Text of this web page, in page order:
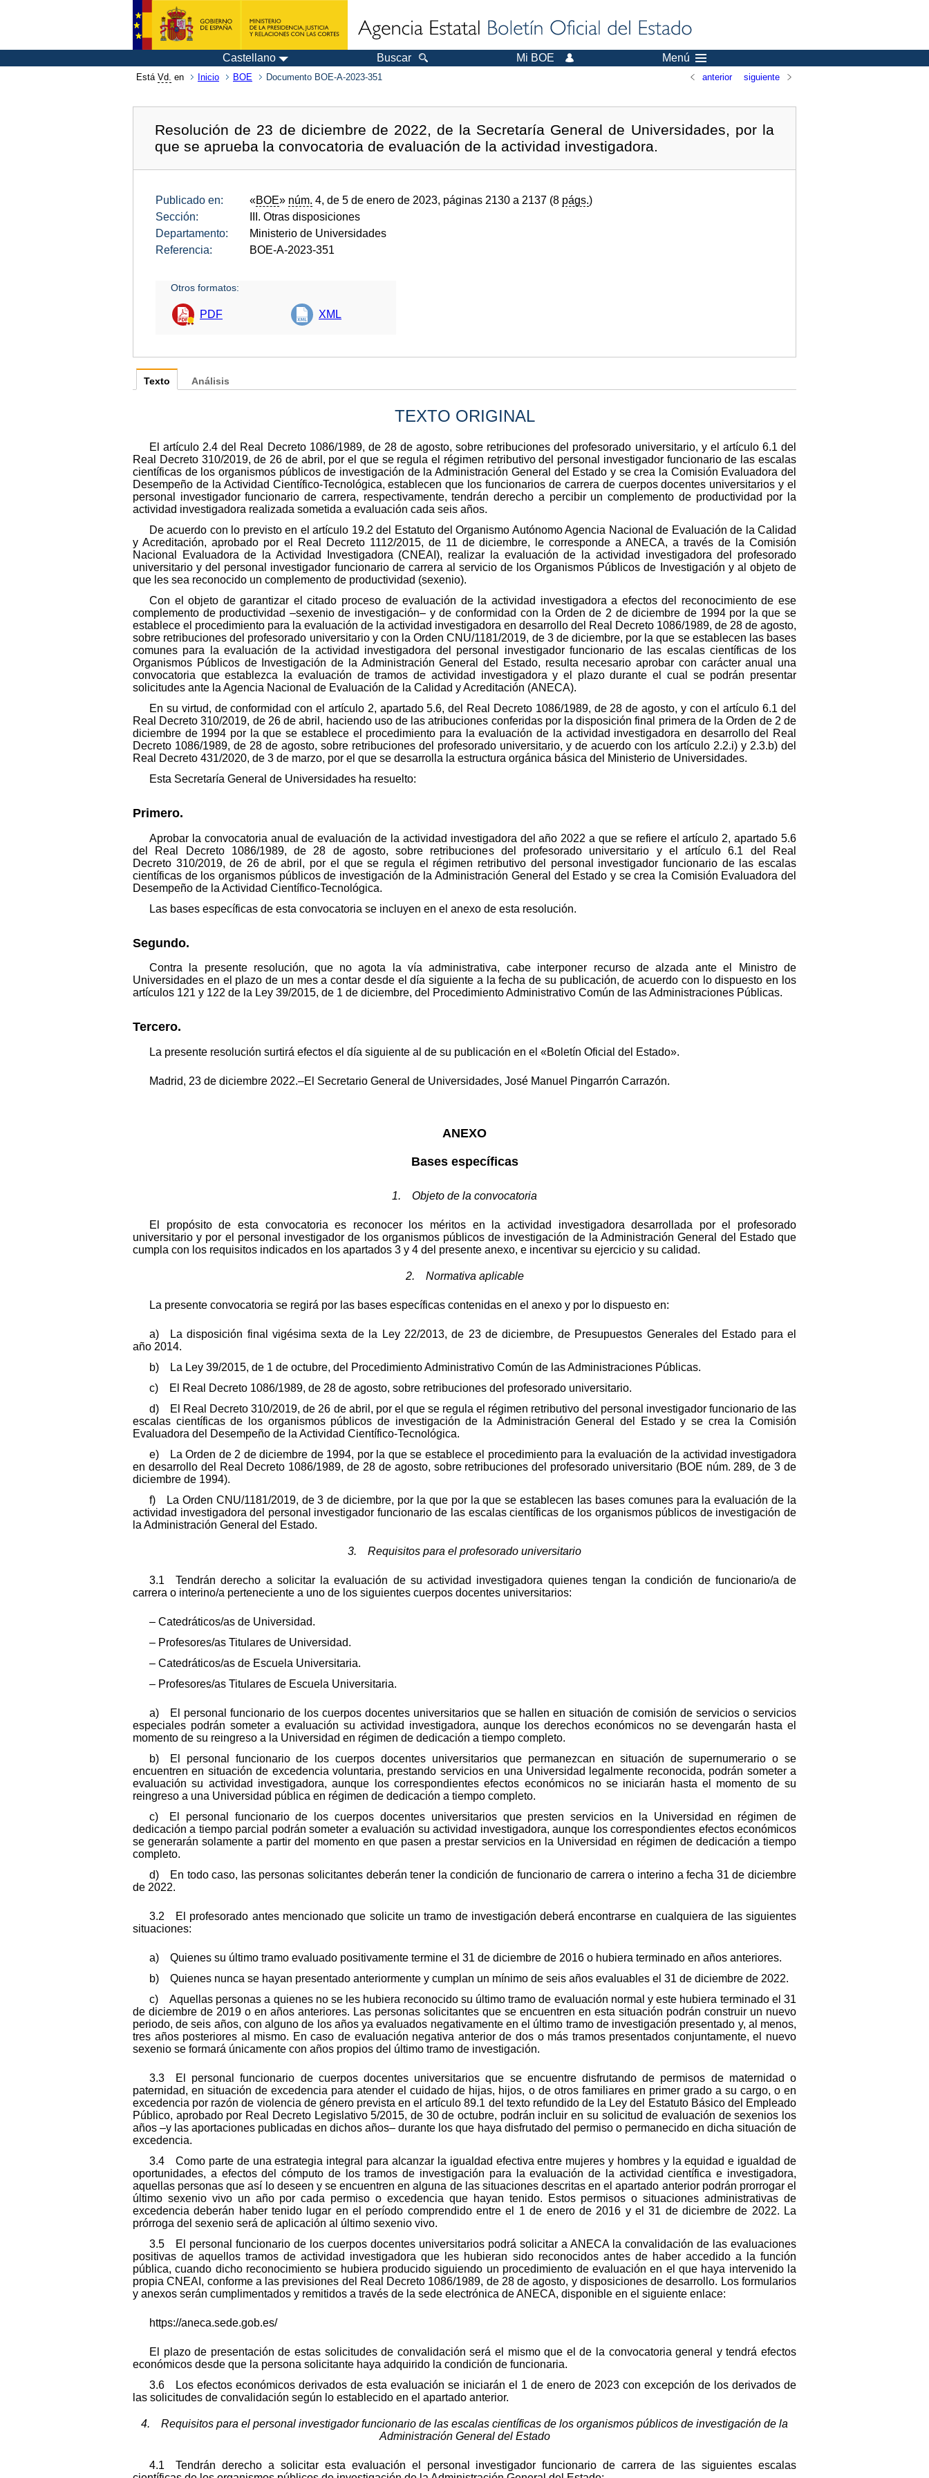
Castellano Buscar Mi BOE Menú
Está Vd. en Inicio BOE Documento BOE-A-2023-351 anterior siguiente
Resolución de 23 de diciembre de 2022, de la Secretaría General de Universidades, por la
que se aprueba la convocatoria de evaluación de la actividad investigadora.
Publicado en: «BOE» núm. 4, de 5 de enero de 2023, páginas 2130 a 2137 (8 págs.)
Sección:
III. Otras disposiciones
Departamento:
Ministerio de Universidades
Referencia:
BOE-A-2023-351
Otros formatos:
PDF XML
Texto
TEXTO ORIGINAL
El artículo 2.4 del Real Decreto 1086/1989, de 28 de agosto, sobre retribuciones del profesorado universitario, y el artículo 6.1 del
Real Decreto 310/2019, de 26 de abril, por el que se regula el régimen retributivo del personal investigador funcionario de las escalas
científicas de los organismos públicos de investigación de la Administración General del Estado y se crea la Comisión Evaluadora del
Desempeño de la Actividad Científico-Tecnológica, establecen que los funcionarios de carrera de cuerpos docentes universitarios y el
personal investigador funcionario de carrera, respectivamente, tendrán derecho a percibir un complemento de productividad por la
actividad investigadora realizada sometida a evaluación cada seis años.
De acuerdo con lo previsto en el artículo 19.2 del Estatuto del Organismo Autónomo Agencia Nacional de Evaluación de la Calidad
y Acreditación, aprobado por el Real Decreto 1112/2015, de 11 de diciembre, le corresponde a ANECA, a través de la Comisión
Nacional Evaluadora de la Actividad Investigadora (CNEAI), realizar la evaluación de la actividad investigadora del profesorado
universitario y del personal investigador funcionario de carrera al servicio de los Organismos Públicos de Investigación y al objeto de
que les sea reconocido un complemento de productividad (sexenio).
Con el objeto de garantizar el citado proceso de evaluación de la actividad investigadora a efectos del reconocimiento de ese
complemento de productividad –sexenio de investigación– y de conformidad con la Orden de 2 de diciembre de 1994 por la que se
establece el procedimiento para la evaluación de la actividad investigadora en desarrollo del Real Decreto 1086/1989, de 28 de agosto,
sobre retribuciones del profesorado universitario y con la Orden CNU/1181/2019, de 3 de diciembre, por la que se establecen las bases
comunes para la evaluación de la actividad investigadora del personal investigador funcionario de las escalas científicas de los
Organismos Públicos de Investigación de la Administración General del Estado, resulta necesario aprobar con carácter anual una
convocatoria que establezca la evaluación de tramos de actividad investigadora y el plazo durante el cual se podrán presentar
solicitudes ante la Agencia Nacional de Evaluación de la Calidad y Acreditación (ANECA).
En su virtud, de conformidad con el artículo 2, apartado 5.6, del Real Decreto 1086/1989, de 28 de agosto, y con el artículo 6.1 del
Real Decreto 310/2019, de 26 de abril, haciendo uso de las atribuciones conferidas por la disposición final primera de la Orden de 2 de
diciembre de 1994 por la que se establece el procedimiento para la evaluación de la actividad investigadora en desarrollo del Real
Decreto 1086/1989, de 28 de agosto, sobre retribuciones del profesorado universitario, y de acuerdo con los artículo 2.2.i) y 2.3.b) del
Real Decreto 431/2020, de 3 de marzo, por el que se desarrolla la estructura orgánica básica del Ministerio de Universidades.
Esta Secretaría General de Universidades ha resuelto:
Primero.
Aprobar la convocatoria anual de evaluación de la actividad investigadora del año 2022 a que se refiere el artículo 2, apartado 5.6
del Real Decreto 1086/1989, de 28 de agosto, sobre retribuciones del profesorado universitario y el artículo 6.1 del Real
Decreto 310/2019, de 26 de abril, por el que se regula el régimen retributivo del personal investigador funcionario de las escalas
científicas de los organismos públicos de investigación de la Administración General del Estado y se crea la Comisión Evaluadora del
Desempeño de la Actividad Científico-Tecnológica.
Las bases específicas de esta convocatoria se incluyen en el anexo de esta resolución.
Segundo.
Contra la presente resolución, que no agota la vía administrativa, cabe interponer recurso de alzada ante el Ministro de
Universidades en el plazo de un mes a contar desde el día siguiente a la fecha de su publicación, de acuerdo con lo dispuesto en los
artículos 121 y 122 de la Ley 39/2015, de 1 de diciembre, del Procedimiento Administrativo Común de las Administraciones Públicas.
Tercero.
La presente resolución surtirá efectos el día siguiente al de su publicación en el «Boletín Oficial del Estado».
Madrid, 23 de diciembre 2022.–El Secretario General de Universidades, José Manuel Pingarrón Carrazón.
ANEXO
Bases específicas
1. Objeto de la convocatoria
El propósito de esta convocatoria es reconocer los méritos en la actividad investigadora desarrollada por el profesorado
universitario y por el personal investigador de los organismos públicos de investigación de la Administración General del Estado que
cumpla con los requisitos indicados en los apartados 3 y 4 del presente anexo, e incentivar su ejercicio y su calidad.
2. Normativa aplicable
La presente convocatoria se regirá por las bases específicas contenidas en el anexo y por lo dispuesto en:
a) La disposición final vigésima sexta de la Ley 22/2013, de 23 de diciembre, de Presupuestos Generales del Estado para el
año 2014.
b) La Ley 39/2015, de 1 de octubre, del Procedimiento Administrativo Común de las Administraciones Públicas.
c) El Real Decreto 1086/1989, de 28 de agosto, sobre retribuciones del profesorado universitario.
d) El Real Decreto 310/2019, de 26 de abril, por el que se regula el régimen retributivo del personal investigador funcionario de las
escalas científicas de los organismos públicos de investigación de la Administración General del Estado y se crea la Comisión
Evaluadora del Desempeño de la Actividad Científico-Tecnológica.
e) La Orden de 2 de diciembre de 1994, por la que se establece el procedimiento para la evaluación de la actividad investigadora
en desarrollo del Real Decreto 1086/1989, de 28 de agosto, sobre retribuciones del profesorado universitario (BOE núm. 289, de 3 de
diciembre de 1994).
f) La Orden CNU/1181/2019, de 3 de diciembre, por la que por la que se establecen las bases comunes para la evaluación de la
actividad investigadora del personal investigador funcionario de las escalas científicas de los organismos públicos de investigación de
la Administración General del Estado.
3. Requisitos para el profesorado universitario
3.1 Tendrán derecho a solicitar la evaluación de su actividad investigadora quienes tengan la condición de funcionario/a de
carrera o interino/a perteneciente a uno de los siguientes cuerpos docentes universitarios:
– Catedráticos/as de Universidad.
– Profesores/as Titulares de Universidad.
– Catedráticos/as de Escuela Universitaria.
– Profesores/as Titulares de Escuela Universitaria.
a) El personal funcionario de los cuerpos docentes universitarios que se hallen en situación de comisión de servicios o servicios
especiales podrán someter a evaluación su actividad investigadora, aunque los derechos económicos no se devengarán hasta el
momento de su reingreso a la Universidad en régimen de dedicación a tiempo completo.
b) El personal funcionario de los cuerpos docentes universitarios que permanezcan en situación de supernumerario o se
encuentren en situación de excedencia voluntaria, prestando servicios en una Universidad legalmente reconocida, podrán someter a
evaluación su actividad investigadora, aunque los correspondientes efectos económicos no se iniciarán hasta el momento de su
reingreso a una Universidad pública en régimen de dedicación a tiempo completo.
c) El personal funcionario de los cuerpos docentes universitarios que presten servicios en la Universidad en régimen de
dedicación a tiempo parcial podrán someter a evaluación su actividad investigadora, aunque los correspondientes efectos económicos
se generarán solamente a partir del momento en que pasen a prestar servicios en la Universidad en régimen de dedicación a tiempo
completo.
d) En todo caso, las personas solicitantes deberán tener la condición de funcionario de carrera o interino a fecha 31 de diciembre
de 2022.
3.2 El profesorado antes mencionado que solicite un tramo de investigación deberá encontrarse en cualquiera de las siguientes
situaciones:
a) Quienes su último tramo evaluado positivamente termine el 31 de diciembre de 2016 o hubiera terminado en años anteriores.
b) Quienes nunca se hayan presentado anteriormente y cumplan un mínimo de seis años evaluables el 31 de diciembre de 2022.
c) Aquellas personas a quienes no se les hubiera reconocido su último tramo de evaluación normal y este hubiera terminado el 31
de diciembre de 2019 o en años anteriores. Las personas solicitantes que se encuentren en esta situación podrán construir un nuevo
periodo, de seis años, con alguno de los años ya evaluados negativamente en el último tramo de investigación presentado y, al menos,
tres años posteriores al mismo. En caso de evaluación negativa anterior de dos o más tramos presentados conjuntamente, el nuevo
sexenio se formará únicamente con años propios del último tramo de investigación.
3.3 El personal funcionario de cuerpos docentes universitarios que se encuentre disfrutando de permisos de maternidad o
paternidad, en situación de excedencia para atender el cuidado de hijas, hijos, o de otros familiares en primer grado a su cargo, o en
excedencia por razón de violencia de género prevista en el artículo 89.1 del texto refundido de la Ley del Estatuto Básico del Empleado
Público, aprobado por Real Decreto Legislativo 5/2015, de 30 de octubre, podrán incluir en su solicitud de evaluación de sexenios los
años –y las aportaciones publicadas en dichos años– durante los que haya disfrutado del permiso o permanecido en dicha situación de
excedencia.
3.4 Como parte de una estrategia integral para alcanzar la igualdad efectiva entre mujeres y hombres y la equidad e igualdad de
oportunidades, a efectos del cómputo de los tramos de investigación para la evaluación de la actividad científica e investigadora,
aquellas personas que así lo deseen y se encuentren en alguna de las situaciones descritas en el apartado anterior podrán prorrogar el
último sexenio vivo un año por cada permiso o excedencia que hayan tenido. Estos permisos o situaciones administrativas de
excedencia deberán haber tenido lugar en el período comprendido entre el 1 de enero de 2016 y el 31 de diciembre de 2022. La
prórroga del sexenio será de aplicación al último sexenio vivo.
3.5 El personal funcionario de los cuerpos docentes universitarios podrá solicitar a ANECA la convalidación de las evaluaciones
positivas de aquellos tramos de actividad investigadora que les hubieran sido reconocidos antes de haber accedido a la función
pública, cuando dicho reconocimiento se hubiera producido siguiendo un procedimiento de evaluación en el que haya intervenido la
propia CNEAI, conforme a las previsiones del Real Decreto 1086/1989, de 28 de agosto, y disposiciones de desarrollo. Los formularios
y anexos serán cumplimentados y remitidos a través de la sede electrónica de ANECA, disponible en el siguiente enlace:
https://aneca.sede.gob.es/
El plazo de presentación de estas solicitudes de convalidación será el mismo que el de la convocatoria general y tendrá efectos
económicos desde que la persona solicitante haya adquirido la condición de funcionaria.
3.6 Los efectos económicos derivados de esta evaluación se iniciarán el 1 de enero de 2023 con excepción de los derivados de
las solicitudes de convalidación según lo establecido en el apartado anterior.
4. Requisitos para el personal investigador funcionario de las escalas científicas de los organismos públicos de investigación de la
Administración General del Estado
4.1 Tendrán derecho a solicitar esta evaluación el personal investigador funcionario de carrera de las siguientes escalas
Análisis